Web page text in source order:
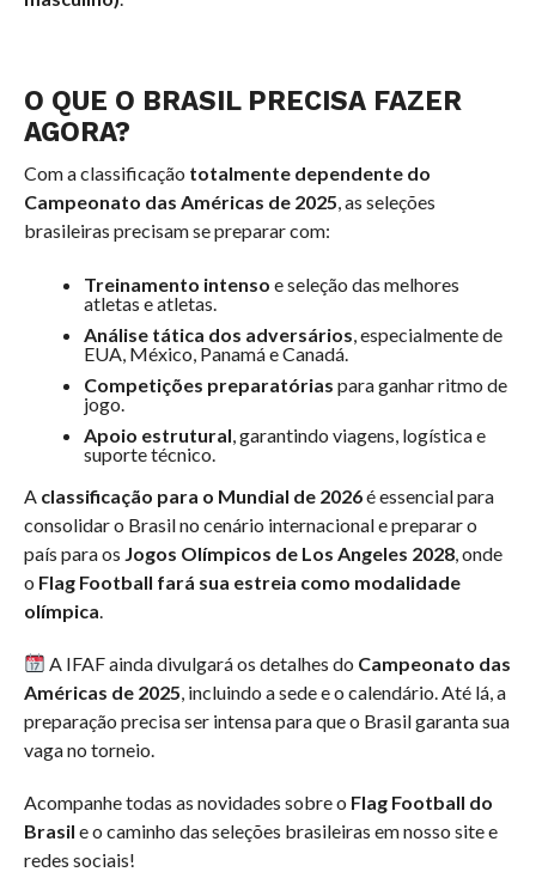
O QUE O BRASIL PRECISA FAZER
AGORA?
Com a classificação totalmente dependente do
Campeonato das Américas de 2025 , as seleções
brasileiras precisam se preparar com:
Treinamento intenso e seleção das melhores
atletas e atletas.
Análise tática dos adversários , especialmente de
EUA, México, Panamá e Canadá.
Competições preparatórias para ganhar ritmo de
jogo.
Apoio estrutural , garantindo viagens, logística e
suporte técnico.
A classificação para o Mundial de 2026é essencial para
consolidar o Brasil no cenário internacional e preparar o
país para os Jogos Olímpicos de Los Angeles 2028, onde
o Flag Football fará sua estreia como modalidade
olímpica
A IFAF ainda divulgará os detalhes do Campeonato das
Américas de 2025 , incluindo a sede e o calendário. Até lá, a
preparação precisa ser intensa para que o Brasil garanta sua
vaga no torneio.
Acompanhe todas as novidades sobre o Flag Football do
Brasil e o caminho das seleções brasileiras em nosso site e
redes sociais!